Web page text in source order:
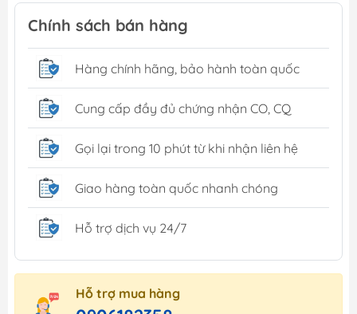
Chính sách bán hàng
Hàng chính hãng, bảo hành toàn quốc
Cung cấp đầy đủ chứng nhận CO, CQ
Gọi lại trong 10 phút từ khi nhận liên hệ
Giao hàng toàn quốc nhanh chóng
Hỗ trợ dịch vụ 24/7
Hỗ trợ mua hàng